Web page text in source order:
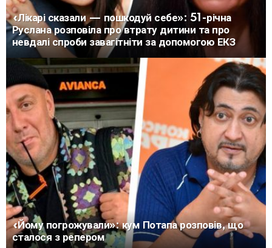
«Лікарі сказали — пошкодуй себе»: 51-річна
Руслана розповіла про втрату дитини та про
невдалі спроби завагітніти за допомогою ЕКЗ
«Йому погрожували»: кум Потапа розповів, що
сталося з репером